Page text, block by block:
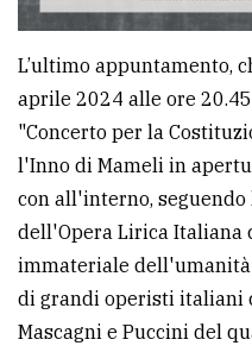
L’ultimo appuntamento,
aprile 2024 alle ore
"Concerto per la
l'Inno di Mameli in
con all'interno,
dell'Opera Lirica Italiana
immateriale
di grandi operisti italiani
Mascagni e Puccini del